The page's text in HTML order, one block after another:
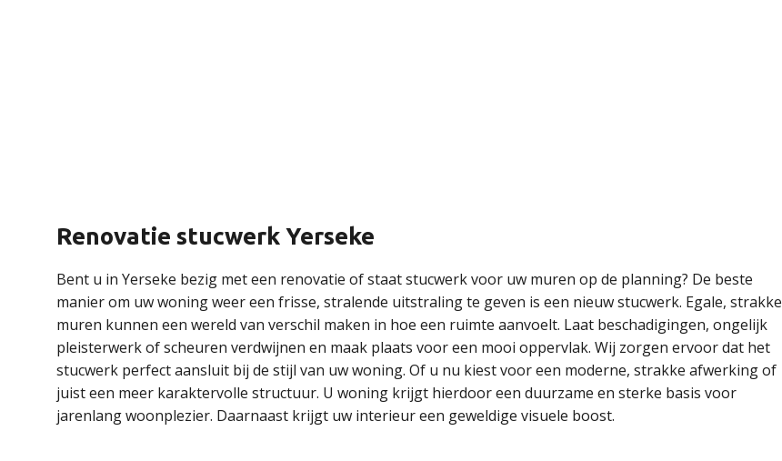
Renovatie stucwerk Yerseke
Bent u in Yerseke bezig met een renovatie of staat stucwerk voor uw muren op de planning? De beste
manier om uw woning weer een frisse, stralende uitstraling te geven is een nieuw stucwerk. Egale, strakke
muren kunnen een wereld van verschil maken in hoe een ruimte aanvoelt. Laat beschadigingen, ongelijk
pleisterwerk of scheuren verdwijnen en maak plaats voor een mooi oppervlak. Wij zorgen ervoor dat het
stucwerk perfect aansluit bij de stijl van uw woning. Of u nu kiest voor een moderne, strakke afwerking of
juist een meer karaktervolle structuur. U woning krijgt hierdoor een duurzame en sterke basis voor
jarenlang woonplezier. Daarnaast krijgt uw interieur een geweldige visuele boost.